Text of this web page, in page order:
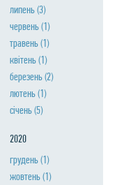
липень(3)
червень(1)
травень(1)
квiтень(1)
березень(2)
лютень(1)
сiчень(5)
2020
грудень(1)
жовтень(1)